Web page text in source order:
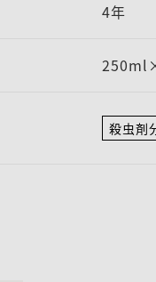
4年
殺虫剤